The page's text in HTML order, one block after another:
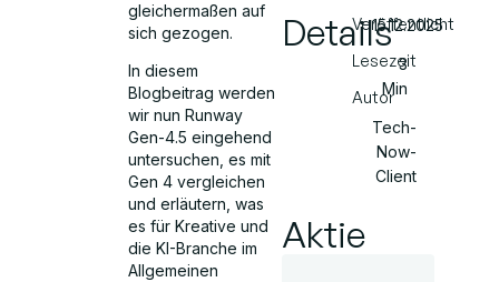
gleichermaßen auf
sich gezogen.
In diesem
Blogbeitrag werden
wir nun Runway
Gen-4.5 eingehend
untersuchen, es mit
Gen 4 vergleichen
und erläutern, was
es für Kreative und
die KI-Branche im
Allgemeinen
DetailsVeröffentlicht
Lesezeit
Autor
15.12.2025
3
Min
Tech-
Now-
Client
Aktie